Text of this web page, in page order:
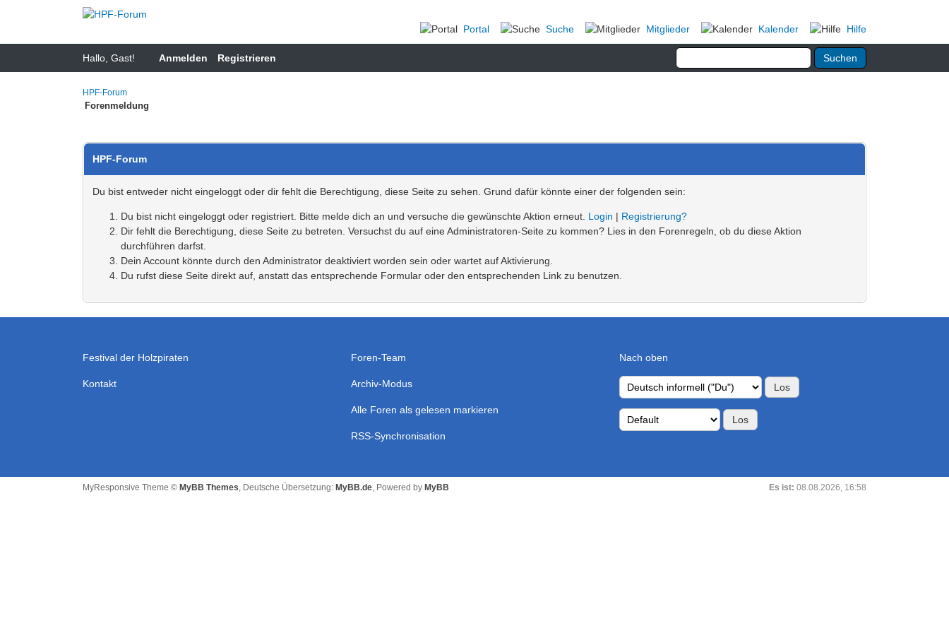
Portal Suche Mitglieder Kalender Hilfe
Hallo, Gast! Anmelden Registrieren
HPF-Forum
Forenmeldung
HPF-Forum
Du bist entweder nicht eingeloggt oder dir fehlt die Berechtigung, diese Seite zu sehen. Grund dafür könnte einer der folgenden sein:
Du bist nicht eingeloggt oder registriert. Bitte melde dich an und versuche die gewünschte Aktion erneut. Login | Registrierung?
Dir fehlt die Berechtigung, diese Seite zu betreten. Versuchst du auf eine Administratoren-Seite zu kommen? Lies in den Forenregeln, ob du diese Aktion
durchführen darfst.
Dein Account könnte durch den Administrator deaktiviert worden sein oder wartet auf Aktivierung.
Du rufst diese Seite direkt auf, anstatt das entsprechende Formular oder den entsprechenden Link zu benutzen.
Festival der Holzpiraten
Kontakt
Foren-Team
Archiv-Modus
Alle Foren als gelesen markieren
RSS-Synchronisation
Nach oben
MyResponsive Theme © MyBB Themes, Deutsche Übersetzung: MyBB.de, Powered by MyBB Es ist: 08.08.2026, 16:58